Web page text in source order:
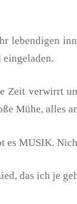
lebendigen
verwirrt
Mühe, alles
MUSIK.
das ich je